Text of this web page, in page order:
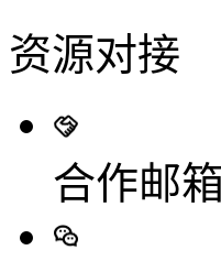
资源对接
合作邮